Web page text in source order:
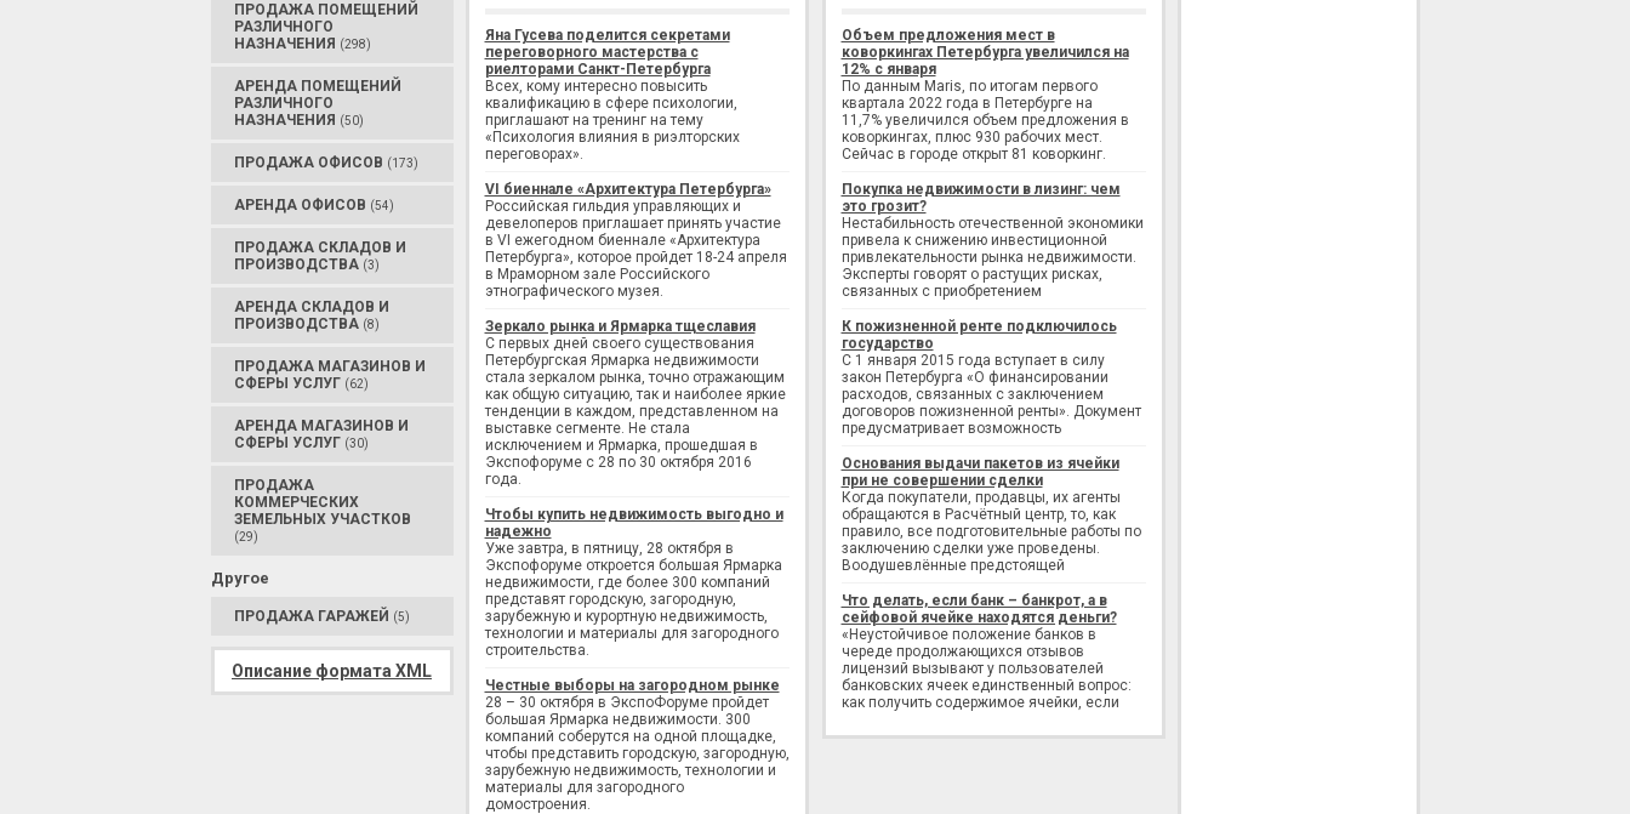
ПРОДАЖА ПОМЕЩЕНИЙ
РАЗЛИЧНОГО
НАЗНАЧЕНИЯ (298)
АРЕНДА ПОМЕЩЕНИЙ
РАЗЛИЧНОГО
НАЗНАЧЕНИЯ (50)
ПРОДАЖА ОФИСОВ (173)
АРЕНДА ОФИСОВ (54)
ПРОДАЖА СКЛАДОВ И
ПРОИЗВОДСТВА (3)
АРЕНДА СКЛАДОВ И
ПРОИЗВОДСТВА (8)
ПРОДАЖА МАГАЗИНОВ И
СФЕРЫ УСЛУГ (62)
АРЕНДА МАГАЗИНОВ И
СФЕРЫ УСЛУГ (30)
ПРОДАЖА
КОММЕРЧЕСКИХ
ЗЕМЕЛЬНЫХ УЧАСТКОВ
(29)
Другое
ПРОДАЖА ГАРАЖЕЙ (5)
Описание формата XML
Яна Гусева поделится секретами
переговорного мастерства с
риелторами Санкт-Петербурга
Всех, кому интересно повысить
квалификацию в сфере психологии,
приглашают на тренинг на тему
«Психология влияния в риэлторских
переговорах».
VI биеннале «Архитектура Петербурга»
Российская гильдия управляющих и
девелоперов приглашает принять участие
в VI ежегодном биеннале «Архитектура
Петербурга», которое пройдет 18-24 апреля
в Мраморном зале Российского
этнографического музея.
Зеркало рынка и Ярмарка тщеславия
С первых дней своего существования
Петербургская Ярмарка недвижимости
стала зеркалом рынка, точно отражающим
как общую ситуацию, так и наиболее яркие
тенденции в каждом, представленном на
выставке сегменте. Не стала
исключением и Ярмарка, прошедшая в
Экспофоруме с 28 по 30 октября 2016
года.
Чтобы купить недвижимость выгодно и
надежно
Уже завтра, в пятницу, 28 октября в
Экспофоруме откроется большая Ярмарка
недвижимости, где более 300 компаний
представят городскую, загородную,
зарубежную и курортную недвижимость,
технологии и материалы для загородного
строительства.
Честные выборы на загородном рынке
28 – 30 октября в ЭкспоФоруме пройдет
большая Ярмарка недвижимости. 300
компаний соберутся на одной площадке,
чтобы представить городскую, загородную,
зарубежную недвижимость, технологии и
материалы для загородного
домостроения.
Объем предложения мест в
коворкингах Петербурга увеличился на
12% с января
По данным Maris, по итогам первого
квартала 2022 года в Петербурге на
11,7% увеличился объем предложения в
коворкингах, плюс 930 рабочих мест.
Сейчас в городе открыт 81 коворкинг.
Покупка недвижимости в лизинг: чем
это грозит?
Нестабильность отечественной экономики
привела к снижению инвестиционной
привлекательности рынка недвижимости.
Эксперты говорят о растущих рисках,
связанных с приобретением
К пожизненной ренте подключилось
государство
С 1 января 2015 года вступает в силу
закон Петербурга «О финансировании
расходов, связанных с заключением
договоров пожизненной ренты». Документ
предусматривает возможность
Основания выдачи пакетов из ячейки
при не совершении сделки
Когда покупатели, продавцы, их агенты
обращаются в Расчётный центр, то, как
правило, все подготовительные работы по
заключению сделки уже проведены.
Воодушевлённые предстоящей
Что делать, если банк – банкрот, а в
сейфовой ячейке находятся деньги?
«Неустойчивое положение банков в
череде продолжающихся отзывов
лицензий вызывают у пользователей
банковских ячеек единственный вопрос:
как получить содержимое ячейки, если